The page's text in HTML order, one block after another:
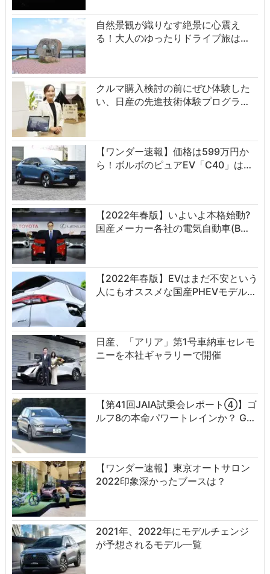
自然景観が織りなす絶景に心震え
る！大人のゆったりドライブ旅は…
クルマ購入検討の前にぜひ体験した
い、日産の先進技術体験プログラ…
【ワンダー速報】価格は599万円か
ら！ボルボのピュアEV「C40」は…
【2022年春版】いよいよ本格始動?
国産メーカー各社の電気自動車(B…
【2022年春版】EVはまだ不安という
人にもオススメな国産PHEVモデル…
日産、「アリア」第1号車納車セレモ
ニーを本社ギャラリーで開催
【第41回JAIA試乗会レポート④】ゴ
ルフ8の本命パワートレインか？ G…
【ワンダー速報】東京オートサロン
2022印象深かったブースは？
2021年、2022年にモデルチェンジ
が予想されるモデル一覧